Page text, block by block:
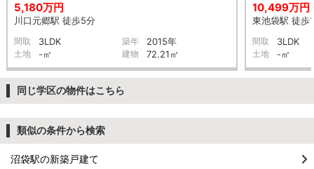
5,180万円
川口元郷駅 徒歩5分
間取 3LDK 築年 2015年
土地 -㎡ 建物 72.21㎡
10,499万円
東池袋駅 徒歩
間取 3LDK
土地 -㎡
同じ学区の物件はこちら
類似の条件から検索
沼袋駅の新築戸建て